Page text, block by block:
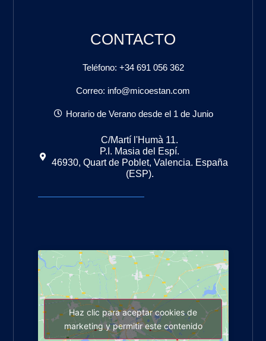
CONTACTO
Teléfono: +34 691 056 362
Correo: info@micoestan.com
Horario de Verano desde el 1 de Junio
C/Martí l'Humà 11.
P.I. Masia del Espí.
46930, Quart de Poblet, Valencia. España
(ESP).
Haz clic para aceptar cookies de
marketing y permitir este contenido